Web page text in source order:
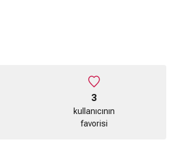
3
kullanıcının
favorisi